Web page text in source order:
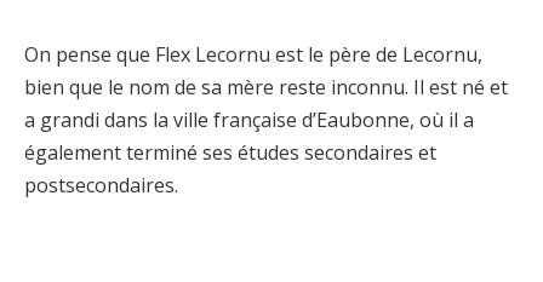
On pense que Flex Lecornu est le père de Lecornu,
bien que le nom de sa mère reste inconnu. Il est né et
a grandi dans la ville française d’Eaubonne, où il a
également terminé ses études secondaires et
postsecondaires.